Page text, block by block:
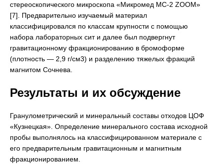
стереоскопического микроскопа «Микромед MC-2 ZOOM»
[7]. Предварительно изучаемый материал
классифицировался по классам крупности с помощью
набора лабораторных сит и далее был подвергнут
гравитационному фракционированию в бромоформе
(плотность — 2,9 г/см3) и разделению тяжелых фракций
магнитом Сочнева.
Результаты и их обсуждение
Гранулометрический и минеральный составы отходов ЦОФ
«Кузнецкая». Определение минерального состава исходной
пробы выполнялось на классифицированном материале с
его предварительным гравитационным и магнитным
фракционированием.